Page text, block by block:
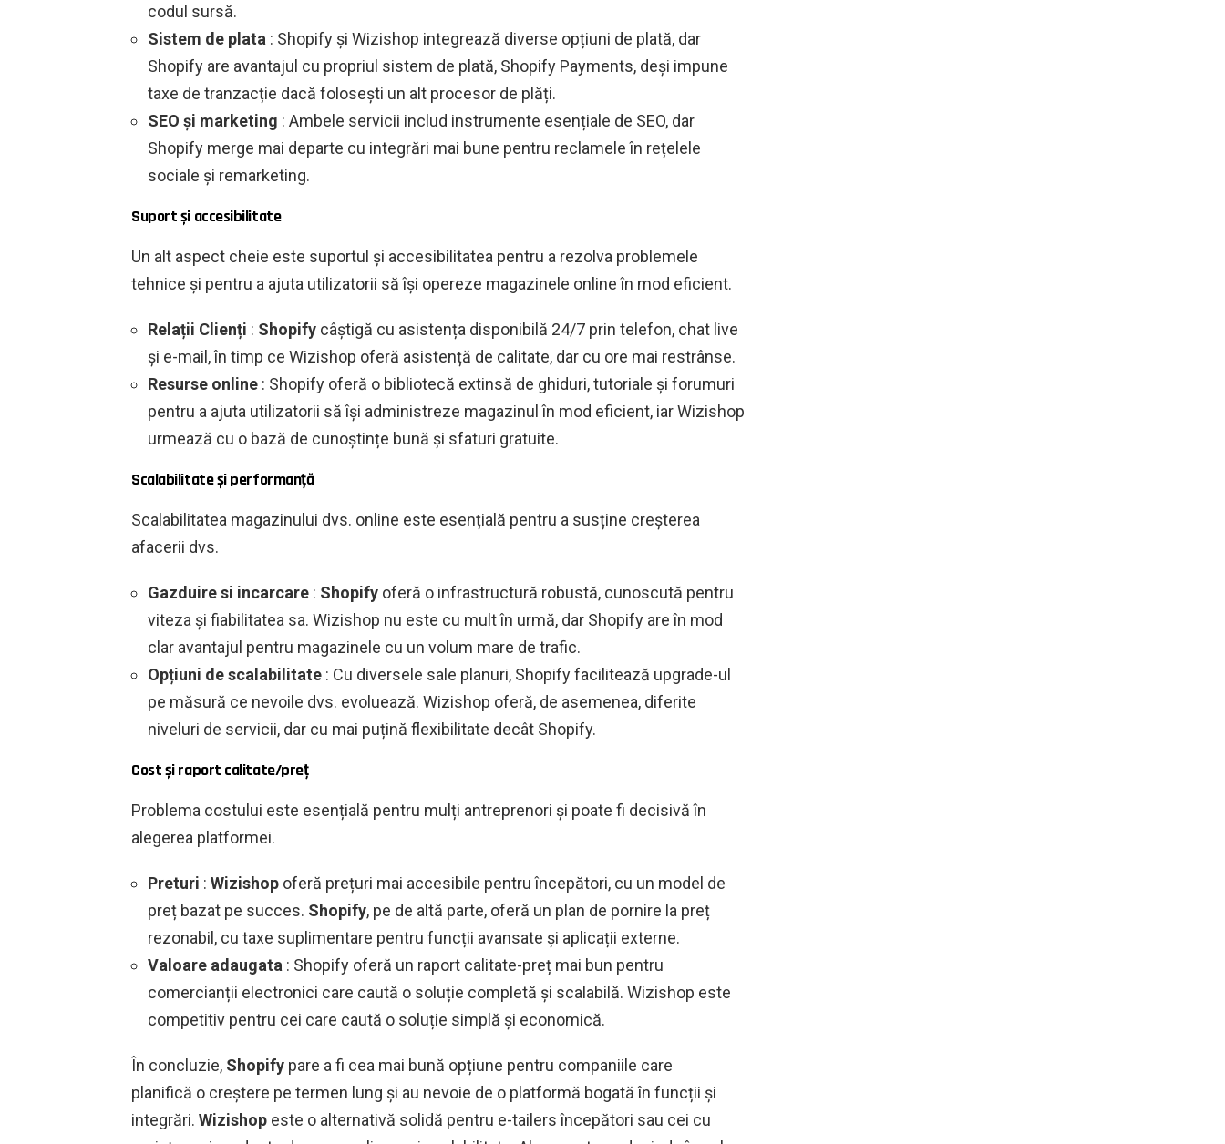
codul sursă.
Sistem de plata : Shopify și Wizishop integrează diverse opțiuni de plată, dar
Shopify are avantajul cu propriul sistem de plată, Shopify Payments, deși impune
taxe de tranzacție dacă folosești un alt procesor de plăți.
SEO și marketing : Ambele servicii includ instrumente esențiale de SEO, dar
Shopify merge mai departe cu integrări mai bune pentru reclamele în rețelele
sociale și remarketing.
Suport și accesibilitate
Un alt aspect cheie este suportul și accesibilitatea pentru a rezolva problemele
tehnice și pentru a ajuta utilizatorii să își opereze magazinele online în mod eficient.
Relații Clienți : Shopify câștigă cu asistența disponibilă 24/7 prin telefon, chat live
și e-mail, în timp ce Wizishop oferă asistență de calitate, dar cu ore mai restrânse.
Resurse online : Shopify oferă o bibliotecă extinsă de ghiduri, tutoriale și forumuri
pentru a ajuta utilizatorii să își administreze magazinul în mod eficient, iar Wizishop
urmează cu o bază de cunoștințe bună și sfaturi gratuite.
Scalabilitate și performanță
Scalabilitatea magazinului dvs. online este esențială pentru a susține creșterea
afacerii dvs.
Gazduire si incarcare : Shopify oferă o infrastructură robustă, cunoscută pentru
viteza și fiabilitatea sa. Wizishop nu este cu mult în urmă, dar Shopify are în mod
clar avantajul pentru magazinele cu un volum mare de trafic.
Opțiuni de scalabilitate : Cu diversele sale planuri, Shopify facilitează upgrade-ul
pe măsură ce nevoile dvs. evoluează. Wizishop oferă, de asemenea, diferite
niveluri de servicii, dar cu mai puțină flexibilitate decât Shopify.
Cost și raport calitate/preț
Problema costului este esențială pentru mulți antreprenori și poate fi decisivă în
alegerea platformei.
Preturi : Wizishop oferă prețuri mai accesibile pentru începători, cu un model de
preț bazat pe succes. Shopify, pe de altă parte, oferă un plan de pornire la preț
rezonabil, cu taxe suplimentare pentru funcții avansate și aplicații externe.
Valoare adaugata : Shopify oferă un raport calitate-preț mai bun pentru
comercianții electronici care caută o soluție completă și scalabilă. Wizishop este
competitiv pentru cei care caută o soluție simplă și economică.
În concluzie, Shopify pare a fi cea mai bună opțiune pentru companiile care
planifică o creștere pe termen lung și au nevoie de o platformă bogată în funcții și
integrări. Wizishop este o alternativă solidă pentru e-tailers începători sau cei cu